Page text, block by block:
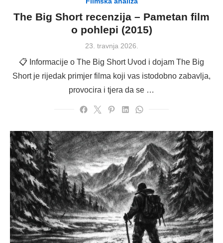
The Big Short recenzija – Pametan film
o pohlepi (2015)
Posted
23. travnja 2026.
📋 Informacije o The Big Short Uvod i dojam The Big
Short je rijedak primjer filma koji vas istodobno zabavlja,
provocira i tjera da se …